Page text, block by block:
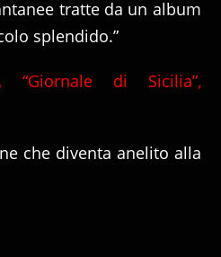
tratte da un album
splendido.”
“Giornale di Sicilia”,
che diventa anelito alla